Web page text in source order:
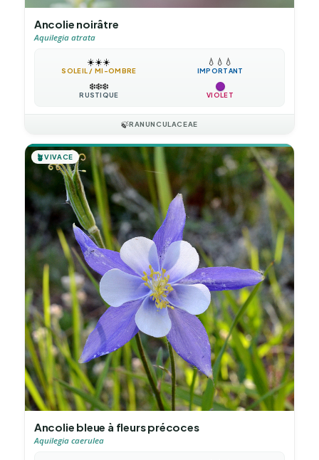
Ancolie noirâtre
Aquilegia atrata
☀️☀️☀️
SOLEIL / MI-OMBRE
💧 💧 💧
IMPORTANT
❄️❄️❄️
RUSTIQUE VIOLET
🍃RANUNCULACEAE
🪴VIVACE
Ancolie bleue à fleurs précoces
Aquilegia caerulea